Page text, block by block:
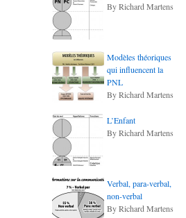
By Richard Martens
Modèles théoriques
qui influencent la
PNL
By Richard Martens
L’Enfant
By Richard Martens
Verbal, para-verbal,
non-verbal
By Richard Martens